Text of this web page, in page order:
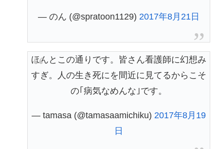
— のん (@spratoon1129) 2017年8月21日
ほんとこの通りです。皆さん看護師に幻想み
すぎ。人の生き死にを間近に見てるからこそ
の｢病気なめんな｣です。
— tamasa (@tamasaamichiku) 2017年8月19
日